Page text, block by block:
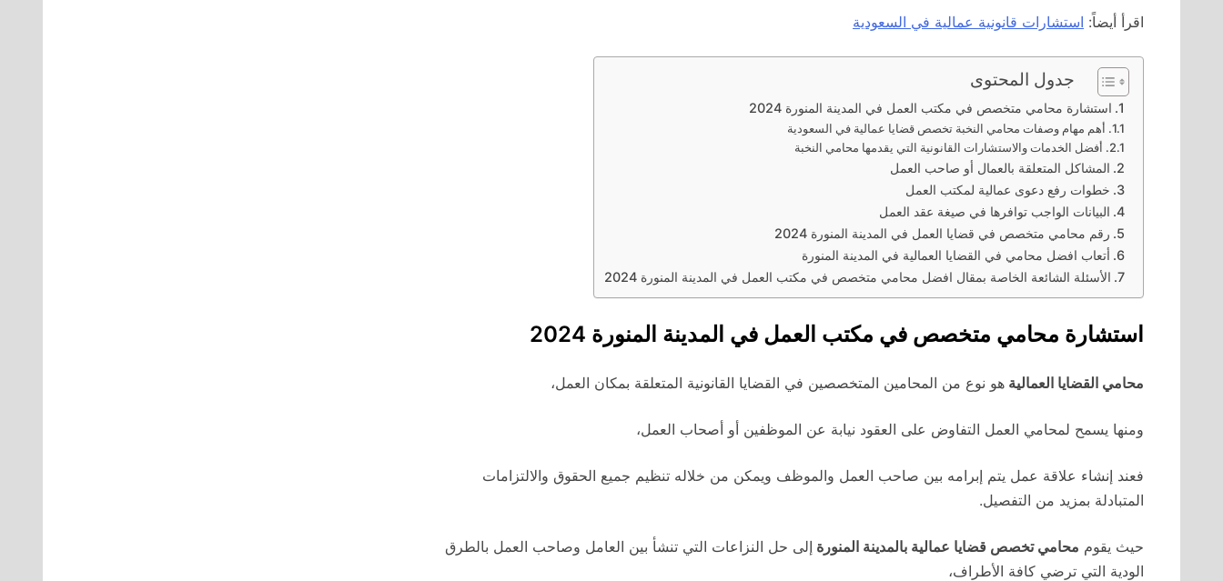
اقرأ أيضاً: استشارات قانونية عمالية في السعودية
جدول المحتوى
استشارة محامي متخصص في مكتب العمل في المدينة المنورة 2024
أهم مهام وصفات محامي النخبة تخصص قضايا عمالية في السعودية
أفضل الخدمات والاستشارات القانونية التي يقدمها محامي النخبة
المشاكل المتعلقة بالعمال أو صاحب العمل
خطوات رفع دعوى عمالية لمكتب العمل
البيانات الواجب توافرها في صيغة عقد العمل
رقم محامي متخصص في قضايا العمل في المدينة المنورة 2024
أتعاب افضل محامي في القضايا العمالية في المدينة المنورة
الأسئلة الشائعة الخاصة بمقال افضل محامي متخصص في مكتب العمل في المدينة المنورة 2024
استشارة محامي متخصص في مكتب العمل في المدينة المنورة 2024
محامي القضايا العمالية هو نوع من المحامين المتخصصين في القضايا القانونية المتعلقة بمكان العمل،
ومنها يسمح لمحامي العمل التفاوض على العقود نيابة عن الموظفين أو أصحاب العمل،
فعند إنشاء علاقة عمل يتم إبرامه بين صاحب العمل والموظف ويمكن من خلاله تنظيم جميع الحقوق والالتزامات
المتبادلة بمزيد من التفصيل.
حيث يقوم محامي تخصص قضايا عمالية بالمدينة المنورة إلى حل النزاعات التي تنشأ بين العامل وصاحب العمل بالطرق
الودية التي ترضي كافة الأطراف،